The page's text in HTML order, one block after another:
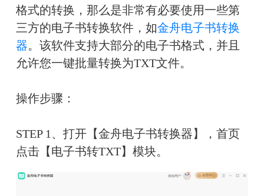
格式的转换，那么是非常有必要使用一些第
三方的电子书转换软件，如金舟电子书转换
器。该软件支持大部分的电子书格式，并且
允许您一键批量转换为TXT文件。
操作步骤：
STEP 1、打开【金舟电子书转换器】，首页
点击【电子书转TXT】模块。